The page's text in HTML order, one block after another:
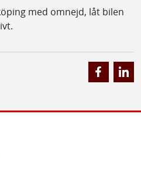
med omnejd, låt bilen